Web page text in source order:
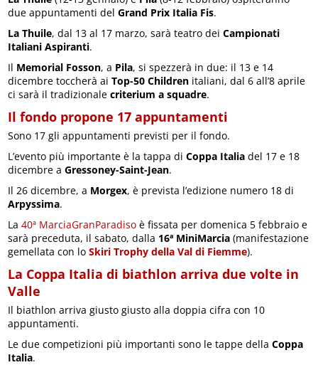
due appuntamenti delGrand Prix Italia Fis.
La Thuile, dal 13 al 17 marzo, sarà teatro deiCampionati
Italiani Aspiranti.
Il Memorial Fosson, a Pila, si spezzerà in due: il 13 e 14
dicembre toccherà aiTop-50 Children italiani, dal 6 all’8 aprile
ci sarà il tradizionalecriterium a squadre.
Il fondo propone 17 appuntamenti
Sono 17 gli appuntamenti previsti per il fondo.
L’evento più importante è la tappa diCoppa Italia del 17 e 18
dicembre aGressoney-Saint-Jean.
Il 26 dicembre, a Morgex, è prevista l’edizione numero 18 di
Arpyssima.
La40ª MarciaGranParadiso è fissata per domenica 5 febbraio e
sarà preceduta, il sabato, dalla 16ª MiniMarcia (manifestazione
gemellata con loSkiri Trophy della Val di Fiemme).
La Coppa Italia di biathlon arriva due volte in
Valle
Il biathlon arriva giusto giusto alla doppia cifra con 10
appuntamenti.
Le due competizioni più importanti sono le tappe dellaCoppa
Italia.